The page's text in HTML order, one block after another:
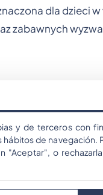
dla dzieci
zabawnych
znajdującego się
y de terceros con
hábitos de
"Aceptar", o